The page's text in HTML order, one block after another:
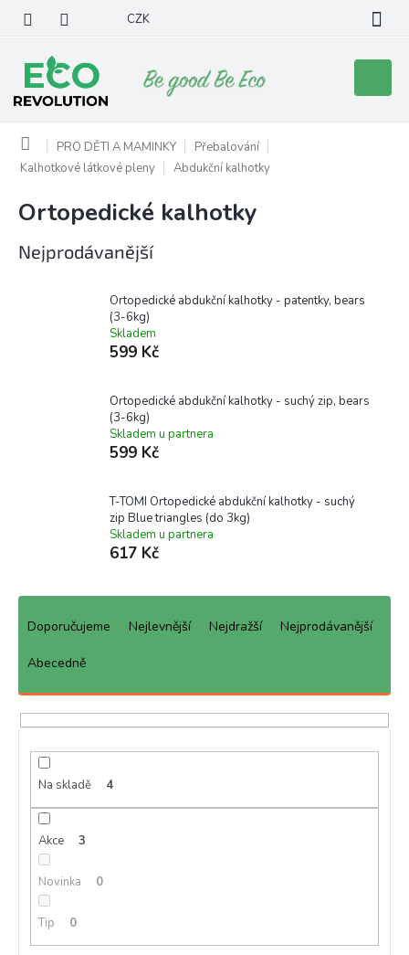
obsah
CZK
košík
Domů PRO DĚTI A MAMINKY
Přebalování
Kalhotkové látkové pleny
Abdukční kalhotky
Ortopedické kalhotky
Nejprodávanější
Ortopedické abdukční kalhotky - patentky, bears
(3-6kg)
Skladem
599 Kč
Ortopedické abdukční kalhotky - suchý zip, bears
(3-6kg)
Skladem u partnera
599 Kč
T-TOMI Ortopedické abdukční kalhotky - suchý
zip Blue triangles (do 3kg)
Skladem u partnera
617 Kč
Ř
p
Doporučujeme Nejlevnější Nejdražší Nejprodávanější
Abecedně
Na skladě 4
Akce 3
Novinka 0
Tip 0